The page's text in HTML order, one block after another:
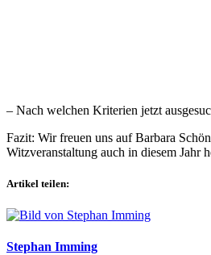
– Nach welchen Kriterien jetzt
Fazit: Wir freuen uns auf Barbara
Witzveranstaltung auch in diesem Jahr
Artikel teilen:
Stephan Imming